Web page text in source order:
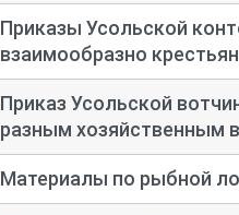
Приказы Усольской
взаимообразно
Приказ Усольской
разным хозяйственным
Материалы по рыбной